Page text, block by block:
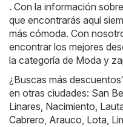
. Con la información
que encontrarás aquí
más cómoda. Con
encontrar los mejores
la categoría de Moda y
¿Buscas más
en otras ciudades: San
Linares, Nacimiento,
Cabrero, Arauco, Lota,